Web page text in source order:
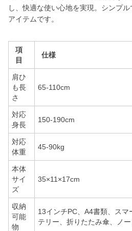
し、快適な使い心地を実現。シンプ
アイテムです。
項
目
仕様
肩ひ
も長
さ
65-110cm
対応
身長
150-190cm
対応
体重
45-90kg
本体
サイ
ズ
35×11×17cm
収納
可能
物
13インチPC、A4書類、スマ
テリー、折りたたみ傘、ノ